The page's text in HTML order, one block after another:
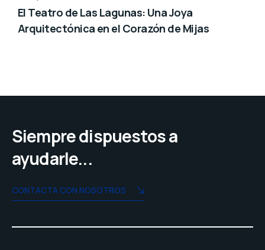
El Teatro de Las Lagunas: Una Joya
Arquitectónica en el Corazón de Mijas
Siempre dispuestos a
ayudarle...
CONTACTA CON NOSOTROS